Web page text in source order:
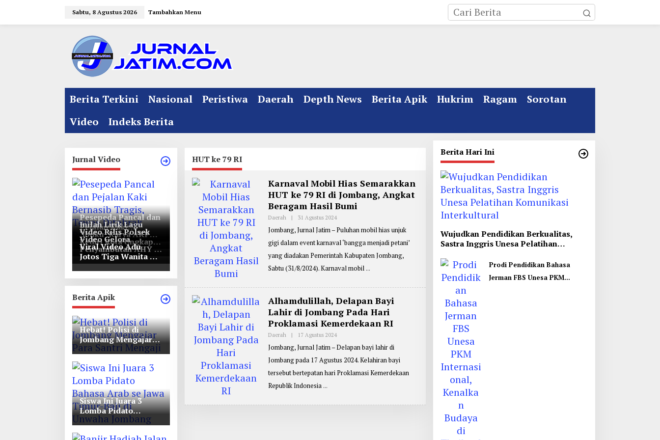
Sabtu, 8 Agustus 2026 Tambahkan Menu
Berita Terkini Nasional Peristiwa Daerah Depth News Berita Apik Hukrim Ragam
Sorotan
Video
Indeks Berita
Jurnal Video
Pesepeda Pancal dan
Pejalan Kaki
Bernasib Tragis,
Tewas Ditabrak
Pikap di Nganjuk
Inilah Lirik Lagu
‘Ibuku’ Karya AKP
Moch Mukid
Video Rilis Polsek
Kediri Kota Ungkap
5747 Butil Pil Dobel
L
Video Gelora
Penyambutan AHY di
Rapimnas Partai
Demokrat
Viral Video Adu
Jotos Tiga Wanita Di
Simpang Lima Gumul
Berita Apik
Hebat! Polisi di
Jombang Mengajar
Para Santri Mengaji
Siswa Ini Juara 3
Lomba Pidato
Bahasa Arab se Jawa
HUT ke 79 RI
Karnaval Mobil Hias Semarakkan
HUT ke 79 RI di Jombang, Angkat
Beragam Hasil Bumi
Daerah | 31 Agustus 2024O
E
R
E
P
O
R
E
:
A
I
N
U
A
I
F
I
Jombang, Jurnal Jatim – Puluhan mobil hias unjuk
gigi dalam event karnaval ‘bangga menjadi petani’
yang diadakan Pemerintah Kabupaten Jombang,
Sabtu (31/8/2024). Karnaval mobil
Alhamdulillah, Delapan Bayi
Lahir di Jombang Pada Hari
Proklamasi Kemerdekaan RI
Daerah | 17 Agustus 2024O
E
R
E
P
E
Jombang, Jurnal Jatim – Delapan bayi lahir di
Jombang pada 17 Agustus 2024. Kelahiran bayi
tersebut bertepatan hari Proklamasi Kemerdekaan
Republik Indonesia
Berita Hari Ini
Wujudkan Pendidikan Berkualitas,
Sastra Inggris Unesa Pelatihan
Prodi Pendidikan Bahasa
Jerman FBS Unesa PKM